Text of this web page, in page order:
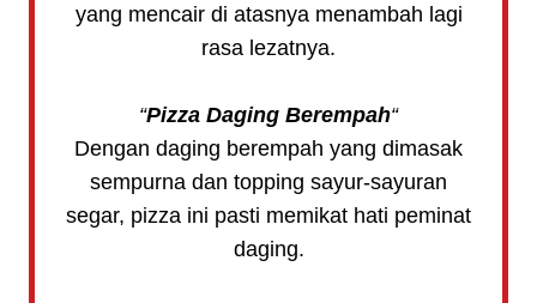
yang mencair di atasnya menambah lagi
rasa lezatnya.
“Pizza Daging Berempah“
Dengan daging berempah yang dimasak
sempurna dan topping sayur-sayuran
segar, pizza ini pasti memikat hati peminat
daging.